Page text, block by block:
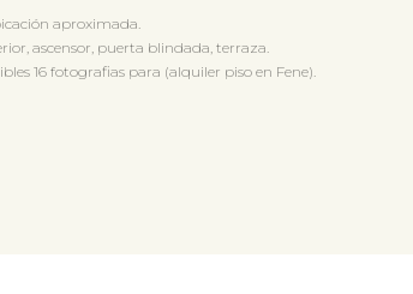
aproximada.
ascensor, puerta blindada, terraza.
16 fotografias para (alquiler piso en Fene).